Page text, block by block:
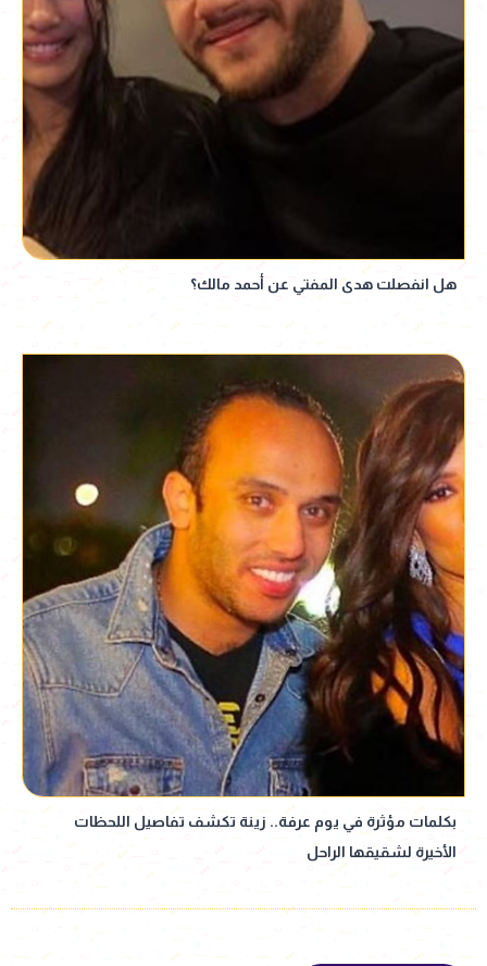
هل انفصلت هدى المفتي عن أحمد مالك؟
بكلمات مؤثرة في يوم عرفة.. زينة تكشف تفاصيل اللحظات
الأخيرة لشقيقها الراحل